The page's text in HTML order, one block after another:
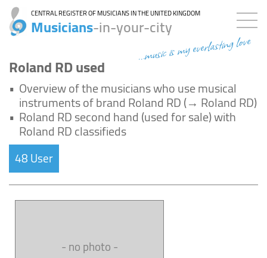
CENTRAL REGISTER OF MUSICIANS IN THE UNITED KINGDOM
Musicians-in-your-city
...music is my everlasting love
Roland RD used
• Overview of the musicians who use musical
instruments of brand Roland RD (→ Roland RD)
• Roland RD second hand (used for sale) with
Roland RD classifieds
48 User
- no photo -